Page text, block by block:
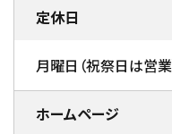
定休日
月曜日（祝祭日は営業
ホームページ